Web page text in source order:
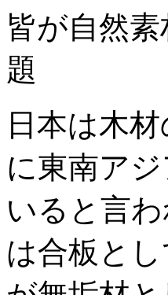
皆が自然
題
日本は木
に東南ア
いると言
は合板と